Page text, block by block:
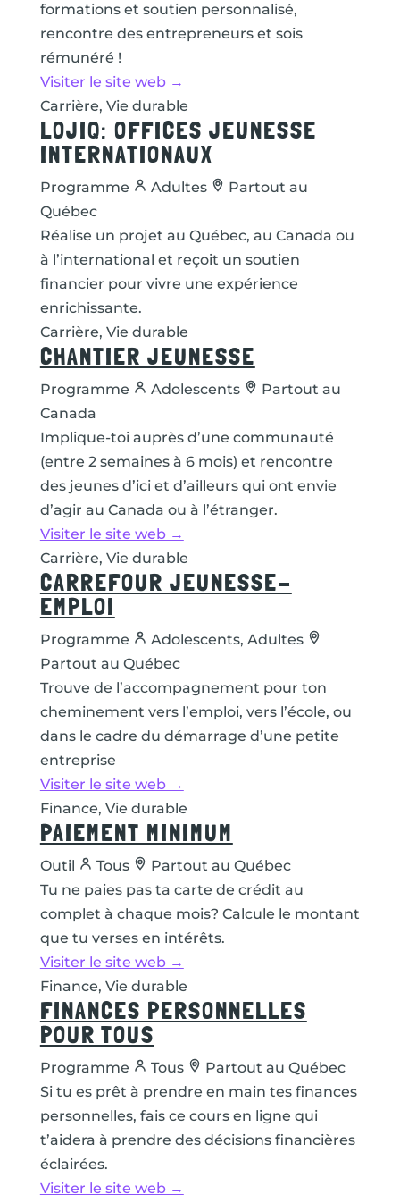
formations et soutien personnalisé,
rencontre des entrepreneurs et sois
rémunéré !
Visiter le site web →
Carrière, Vie durable
LOJIQ: OFFICES JEUNESSE
INTERNATIONAUX
Programme Adultes
Partout au
Québec
Réalise un projet au Québec, au Canada ou
à l’international et reçoit un soutien
financier pour vivre une expérience
enrichissante.
Carrière, Vie durable
CHANTIER JEUNESSE
Programme Adolescents
Partout au
Canada
Implique-toi auprès d’une communauté
(entre 2 semaines à 6 mois) et rencontre
des jeunes d’ici et d’ailleurs qui ont envie
d’agir au Canada ou à l’étranger.
Visiter le site web →
Carrière, Vie durable
CARREFOUR JEUNESSE-
EMPLOI
Programme
Adolescents, Adultes
Partout au Québec
Trouve de l’accompagnement pour ton
cheminement vers l’emploi, vers l’école, ou
dans le cadre du démarrage d’une petite
entreprise
Visiter le site web →
Finance, Vie durable
PAIEMENT MINIMUM
Outil Tous
Partout au Québec
Tu ne paies pas ta carte de crédit au
complet à chaque mois? Calcule le montant
que tu verses en intérêts.
Visiter le site web →
Finance, Vie durable
FINANCES PERSONNELLES
POUR TOUS
Programme Tous
Partout au Québec
Si tu es prêt à prendre en main tes finances
personnelles, fais ce cours en ligne qui
t’aidera à prendre des décisions financières
éclairées.
Visiter le site web →